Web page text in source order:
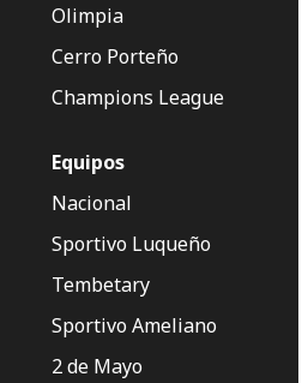
Olimpia
Cerro Porteño
Champions League
Equipos
Nacional
Sportivo Luqueño
Tembetary
Sportivo Ameliano
2 de Mayo